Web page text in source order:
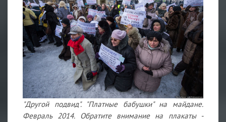
"Другой подвид". "Платные бабушки" на майдане.
Февраль 2014. Обратите внимание на плакаты -